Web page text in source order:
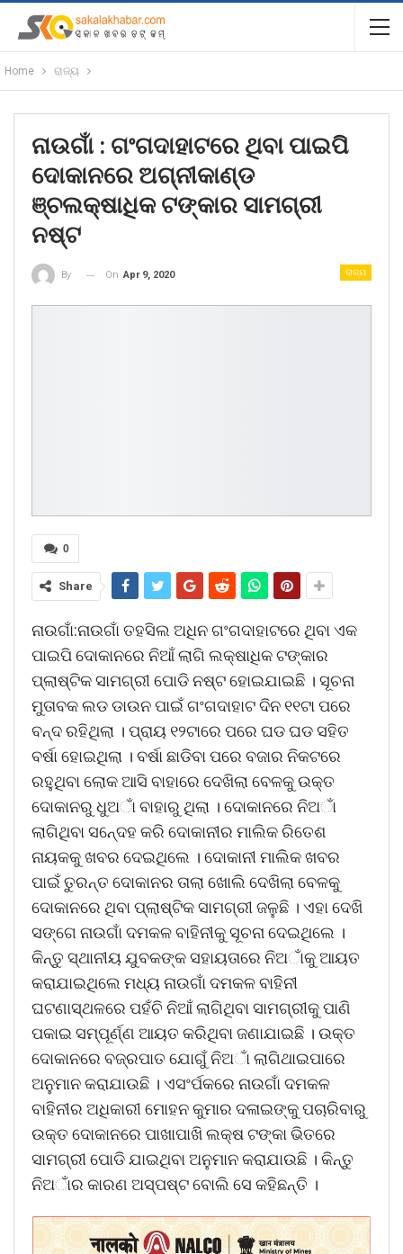
Home ରାଜ୍ୟ
ନାଉଗାଁ : ଗଂଗଦାହାଟରେ ଥିବା ପାଇପି
ଦୋକାନରେ ଅଗ୍ନୀକାଣ୍ଡ
ଞ୍ଚଲକ୍ଷାଧିକ ଟଙ୍କାର ସାମଗ୍ରୀ
ନଷ୍ଟ
ରାଜ୍ୟ
By On Apr 9, 2020
0
Share
ନାଉଗାଁ:ନାଉଗାଁ ତହସିଲ ଅଧିନ ଗଂଗଦାହାଟରେ ଥିବା ଏକ
ପାଇପି ଦୋକାନରେ ନିଆଁ ଲାଗି ଲକ୍ଷାଧିକ ଟଙ୍କାର
ପ୍ଲାଷ୍ଟିକ ସାମଗ୍ରୀ ପୋଡି ନଷ୍ଟ ହୋଇଯାଇଛି । ସୂଚନା
ମୁତାବକ ଲଡ ଡାଉନ ପାଇଁ ଗଂଗଦାହାଟ ଦିନ ୧୧ଟା ପରେ
ବନ୍ଦ ରହିଥିଲା । ପ୍ରାୟ ୧୨ଟାରେ ପରେ ଘଡ ଘଡ ସହିତ
ବର୍ଷା ହୋଇଥିଲା । ବର୍ଷା ଛାଡିବା ପରେ ବଜାର ନିକଟରେ
ରହୁଥିବା ଲୋକ ଆସି ବାହାରେ ଦେଖିଲା ବେଳକୁ ଉକ୍ତ
ଦୋକାନରୁ ଧୁଅାଁ ବାହାରୁ ଥିଲା । ଦୋକାନରେ ନିଅାଁ
ଲାଗିଥିବା ସନେ୍ଦହ କରି ଦୋକାନୀର ମାଲିକ ରିତେଶ
ନାୟକକୁ ଖବର ଦେଇଥିଲେ । ଦୋକାନୀ ମାଲିକ ଖବର
ପାଇଁ ତୁରନ୍ତ ଦୋକାନର ତାଲା ଖୋଲି ଦେଖିଲା ବେଳକୁ
ଦୋକାନରେ ଥିବା ପ୍ଲାଷ୍ଟିକ ସାମଗ୍ରୀ ଜଳୁଛି । ଏହା ଦେଖି
ସଙ୍ଗେ ନାଉଗାଁ ଦମକଳ ବାହିନୀକୁ ସୂଚନା ଦେଇଥିଲେ ।
କିନ୍ତୁ ସ୍ଥାନୀୟ ଯୁବକଙ୍କ ସହାୟତାରେ ନିଅାଁକୁ ଆୟତ
କରାଯାଇଥିଲେ ମଧ୍ୟ ନାଉଗାଁ ଦମକଳ ବାହିନୀ
ଘଟଣାସ୍ଥଳରେ ପହଁଚି ନିଆଁ ଲାଗିଥିବା ସାମଗ୍ରୀକୁ ପାଣି
ପକାଇ ସମ୍ପୂର୍ଣ୍ଣ ଆୟତ କରିଥିବା ଜଣାଯାଇଛି । ଉକ୍ତ
ଦୋକାନରେ ବଜ୍ରପାତ ଯୋଗୁଁ ନିଅାଁ ଲାଗିଥାଇପାରେ
ଅନୁମାନ କରାଯାଉଛି । ଏସଂର୍ପକରେ ନାଉଗାଁ ଦମକଳ
ବାହିନୀର ଅଧିକାରୀ ମୋହନ କୁମାର ଦଳାଇଙ୍କୁ ପଚାରିବାରୁ
ଉକ୍ତ ଦୋକାନରେ ପାଖାପାଖି ଲକ୍ଷ ଟଙ୍କା ଭିତରେ
ସାମଗ୍ରୀ ପୋଡି ଯାଇଥିବା ଅନୁମାନ କରାଯାଉଛି । କିନ୍ତୁ
ନିଅାଁର କାରଣ ଅସ୍ପଷ୍ଟ ବୋଲି ସେ କହିଛନ୍ତି ।